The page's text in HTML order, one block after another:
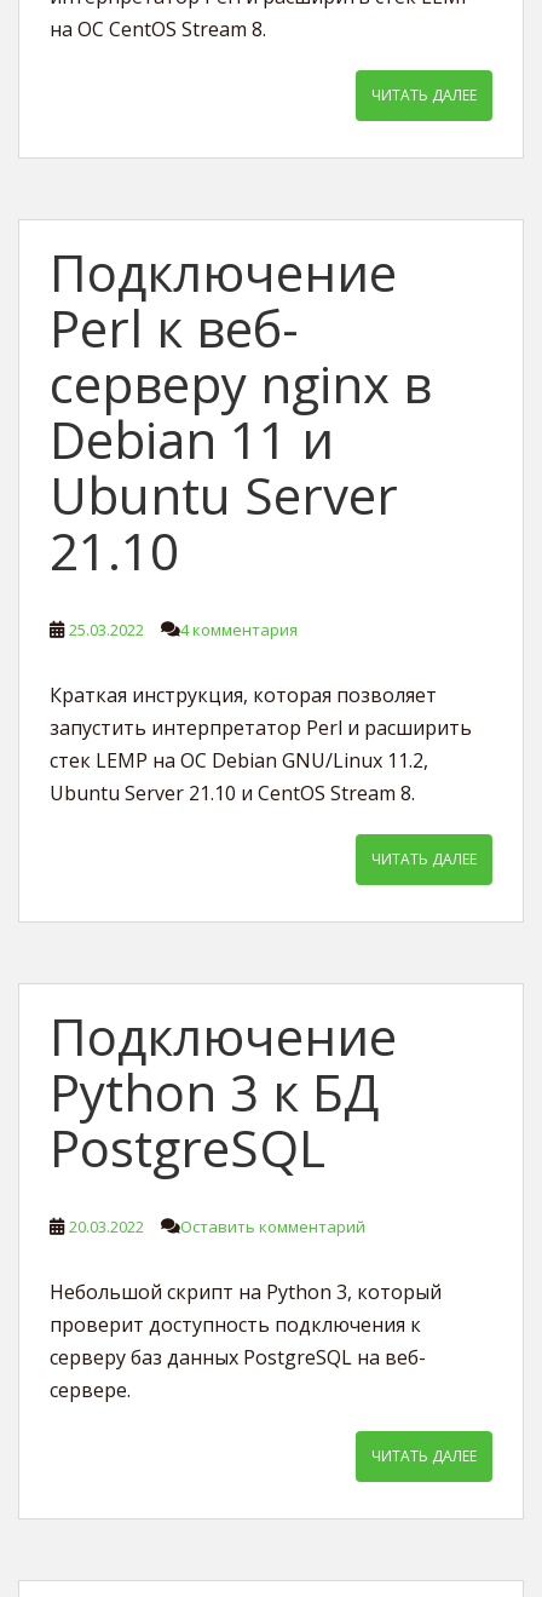
на ОС CentOS Stream 8.
ЧИТАТЬ ДАЛЕЕ
Подключение
Perl к веб-
серверу nginx в
Debian 11 и
Ubuntu Server
21.10
25.03.2022 4 комментария
Краткая инструкция, которая позволяет
запустить интерпретатор Perl и расширить
стек LEMP на ОС Debian GNU/Linux 11.2,
Ubuntu Server 21.10 и CentOS Stream 8.
ЧИТАТЬ ДАЛЕЕ
Подключение
Python 3 к БД
PostgreSQL
20.03.2022 Оставить комментарий
Небольшой скрипт на Python 3, который
проверит доступность подключения к
серверу баз данных PostgreSQL на веб-
сервере.
ЧИТАТЬ ДАЛЕЕ